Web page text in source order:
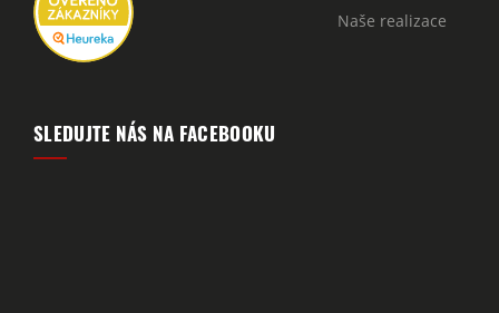
Naše realizace
SLEDUJTE NÁS NA FACEBOOKU